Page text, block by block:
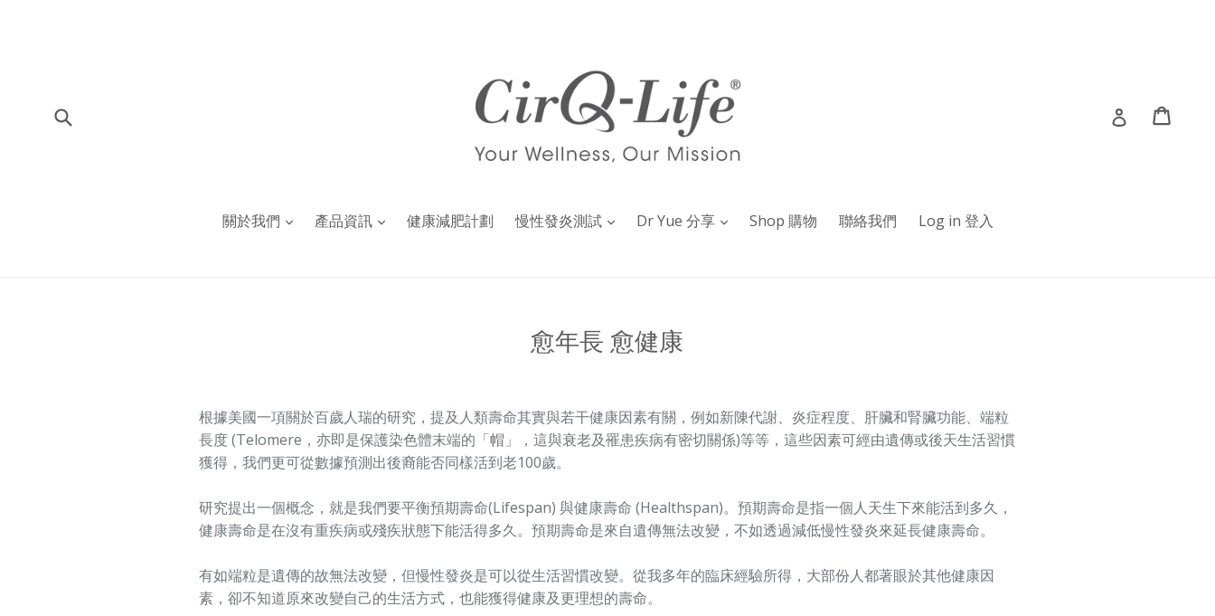
Log in 登入
關於我們 產品資訊 健康減肥計劃 慢性發炎測試 Dr Yue 分享 Shop 購物 聯絡我們 Log in 登入
愈年長 愈健康
根據美國一項關於百歲人瑞的研究，提及人類壽命其實與若干健康因素有關，例如新陳代謝、炎症程度、肝臟和腎臟功能、端粒
長度 (Telomere，亦即是保護染色體末端的「帽」，這與衰老及罹患疾病有密切關係)等等，這些因素可經由遺傳或後天生活習慣
獲得，我們更可從數據預測出後裔能否同樣活到老100歲。
研究提出一個概念，就是我們要平衡預期壽命(Lifespan) 與健康壽命 (Healthspan)。預期壽命是指一個人天生下來能活到多久，
健康壽命是在沒有重疾病或殘疾狀態下能活得多久。預期壽命是來自遺傳無法改變，不如透過減低慢性發炎來延長健康壽命。
有如端粒是遺傳的故無法改變，但慢性發炎是可以從生活習慣改變。從我多年的臨床經驗所得，大部份人都著眼於其他健康因
素，卻不知道原來改變自己的生活方式，也能獲得健康及更理想的壽命。